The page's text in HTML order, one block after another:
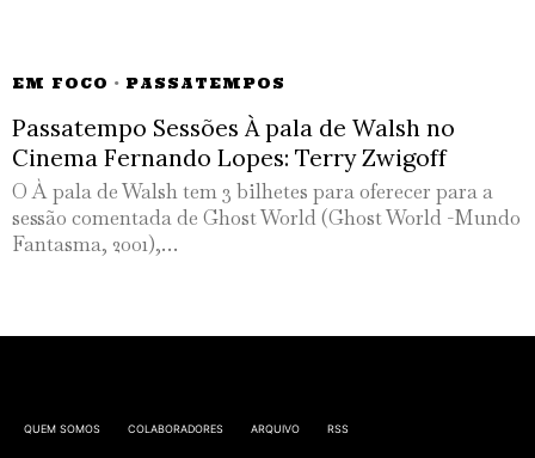
EM FOCO · PASSATEMPOS
Passatempo Sessões À pala de Walsh no
Cinema Fernando Lopes: Terry Zwigoff
O À pala de Walsh tem 3 bilhetes para oferecer para a
sessão comentada de Ghost World (Ghost World -Mundo
Fantasma, 2001),…
QUEM SOMOS COLABORADORES ARQUIVO RSS